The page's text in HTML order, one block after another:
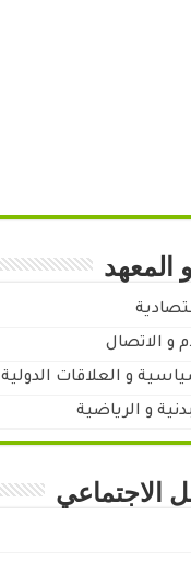
المعهد
و الاتصال
و العلاقات الدولية
و الرياضية
الاجتماعي